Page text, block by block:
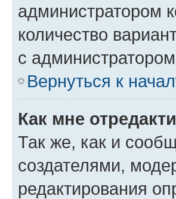
администратором
количество
с
Вернуться к
Как мне
Так же, как и
создателями,
редактирования